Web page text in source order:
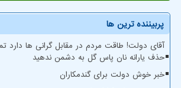
پربیننده ترین ها
آقای دولت! طاقت مردم در مقابل گرانی ها دارد
حذف یارانه نان پاس گل به دشمن ندهید
خبر خوش دولت برای گندمکاران